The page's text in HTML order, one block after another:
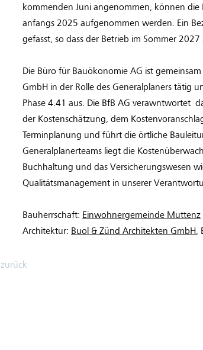
kommenden Juni angenommen, können die
anfangs 2025 aufgenommen werden. Ein
gefasst, so dass der Betrieb im Sommer 2027
Die Büro für Bauökonomie AG ist
GmbH in der Rolle des Generalplaners tätig
Phase 4.41 aus. Die BfB AG verawntwortet
der Kostenschätzung, dem
Terminplanung und führt die örtliche
Generalplanerteams liegt die
Buchhaltung und das Versicherungswesen
Qualitätsmanagement in unserer
Bauherrschaft: Einwohnergemeinde Muttenz
Architektur: Buol & Zünd Architekten GmbH,
zurück